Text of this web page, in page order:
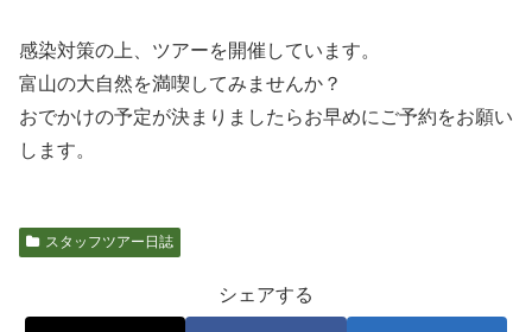
感染対策の上、ツアーを開催しています。
富山の大自然を満喫してみませんか？
おでかけの予定が決まりましたらお早めにご予約をお願い
します。
スタッフツアー日誌
シェアする